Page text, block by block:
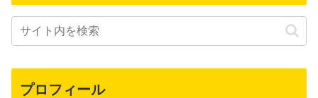
プロフィール